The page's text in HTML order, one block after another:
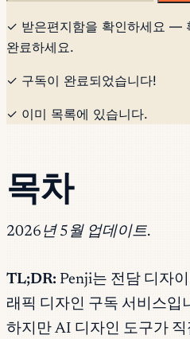
✓ 받은편지함을 확인하세요 —
완료하세요.
✓ 구독이 완료되었습니다!
✓ 이미 목록에 있습니다.
목차
2026년 5월 업데이트.
TL;DR: Penji는 전담 디자
래픽 디자인 구독 서비스입
하지만 AI 디자인 도구가